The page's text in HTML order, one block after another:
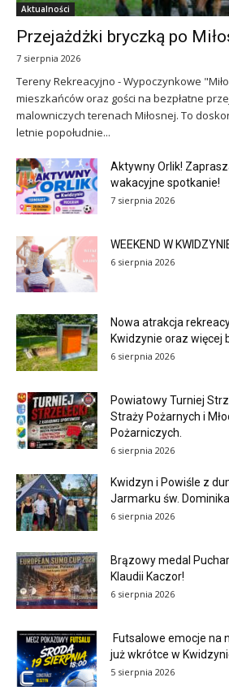
Aktualności
Przejażdżki bryczką po
7 sierpnia 2026
Tereny Rekreacyjno - Wypoczynkowe
mieszkańców oraz gości na bezpłatne
malowniczych terenach Miłosnej. To
letnie popołudnie...
Aktywny Orlik!
wakacyjne spotkanie!
7 sierpnia 2026
WEEKEND W
6 sierpnia 2026
Nowa atrakcja
Kwidzynie oraz więcej
6 sierpnia 2026
Powiatowy Turniej
Straży Pożarnych i
Pożarniczych.
6 sierpnia 2026
Kwidzyn i Powiśle z
Jarmarku św.
6 sierpnia 2026
Brązowy medal
Klaudii Kaczor!
6 sierpnia 2026
Futsalowe emocje na
już wkrótce w
5 sierpnia 2026